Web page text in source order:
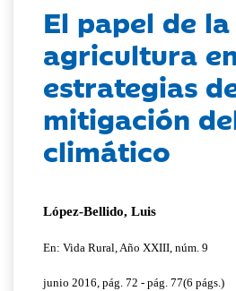
El papel de la
agricultura
estrategias
mitigación
climático
López-Bellido, Luis
En: Vida Rural, Año XXIII, núm. 9
junio 2016, pág. 72 - pág. 77(6 págs.)